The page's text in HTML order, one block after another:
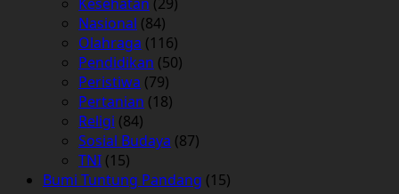
Nasional (84)
Olahraga (116)
Pendidikan (50)
Peristiwa (79)
Pertanian (18)
Religi (84)
Sosial Budaya (87)
TNI (15)
Bumi Tuntung Pandang (15)